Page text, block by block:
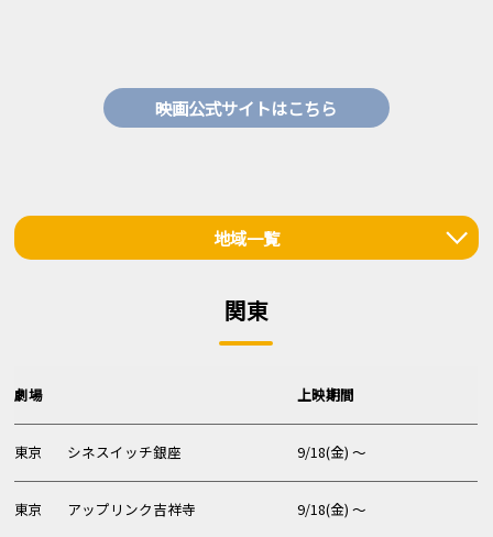
映画公式サイトはこちら
地域一覧
北海道・東北
関東
劇場 上映期間
東京 シネスイッチ銀座 9/18(金) 〜
東京 アップリンク吉祥寺 9/18(金) 〜